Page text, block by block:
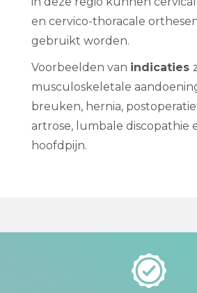
en cervico-thoracale
gebruikt worden.
Voorbeelden van indicaties
musculoskeletale
breuken, hernia,
artrose, lumbale discopathie
hoofdpijn.